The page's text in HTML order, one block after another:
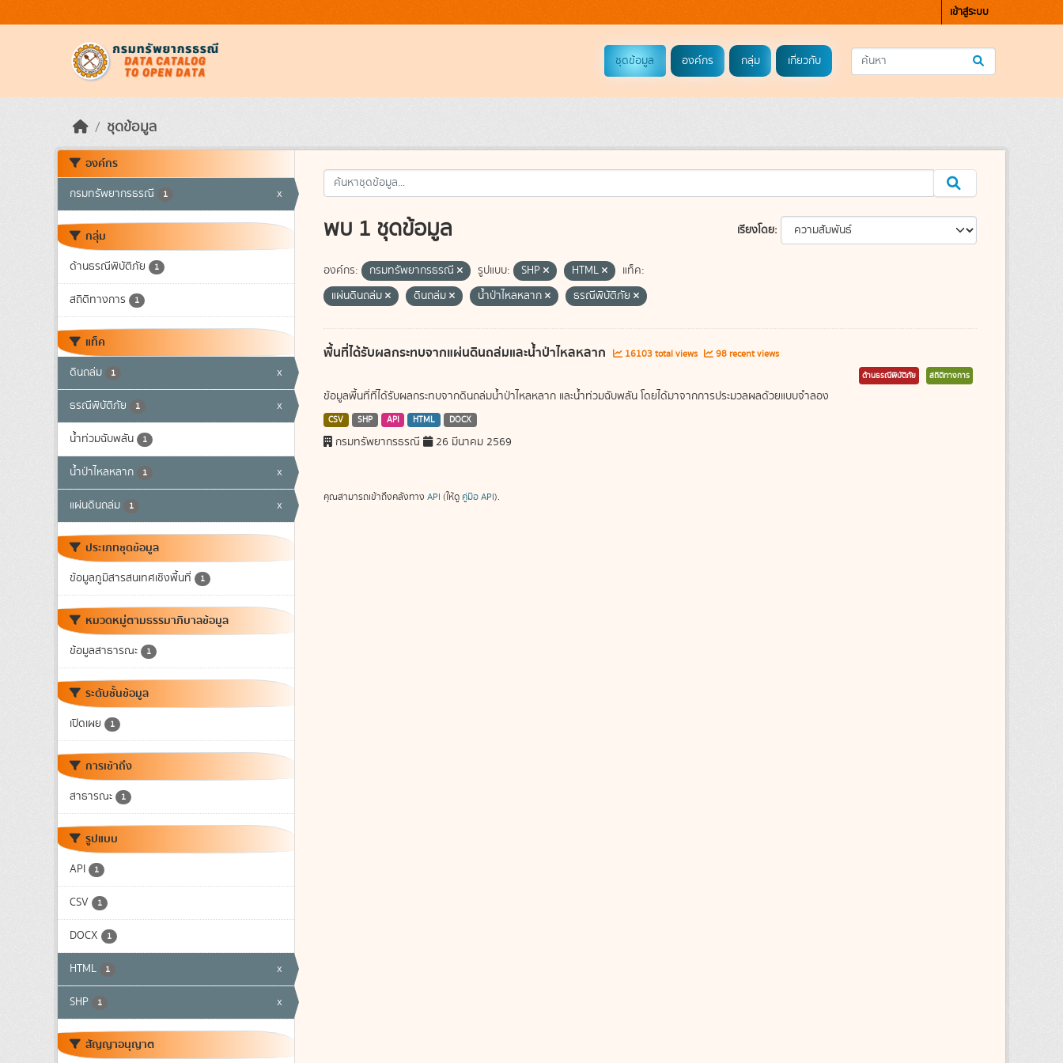
เข้าสู่ระบบ
ชุดข้อมูล องค์กร กลุ่ม เกี่ยวกับ
ชุดข้อมูล
องค์กร
กรมทรัพยากรธรณี 1 x
กลุ่ม
ด้านธรณีพิบัติภัย 1
สถิติทางการ 1
แท็ค
ดินถล่ม 1 x
ธรณีพิบัติภัย 1 x
น้ำท่วมฉับพลัน 1
น้ำป่าไหลหลาก 1 x
แผ่นดินถล่ม 1 x
ประเภทชุดข้อมูล
ข้อมูลภูมิสารสนเทศเชิงพื้นที่ 1
หมวดหมู่ตามธรรมาภิบาลข้อมูล
ข้อมูลสาธารณะ 1
ระดับชั้นข้อมูล
เปิดเผย 1
การเข้าถึง
สาธารณะ 1
รูปแบบ
API 1
CSV 1
DOCX 1
HTML 1 x
SHP 1 x
สัญญาอนุญาต
เรียงโดย
พบ 1 ชุดข้อมูล
องค์กร: กรมทรัพยากรธรณี รูปแบบ: SHP HTML
แท็ค:
แผ่นดินถล่ม
ดินถล่ม น้ำป่าไหลหลาก ธรณีพิบัติภัย
พื้นที่ได้รับผลกระทบจากแผ่นดินถล่มและน้ำป่าไหลหลาก 16103 total views 98 recent views
ด้านธรณีพิบัติภัย สถิติทางการ
ข้อมูลพื้นที่ที่ได้รับผลกระทบจากดินถล่มน้ำป่าไหลหลาก และน้ำท่วมฉับพลัน โดยได้มาจากการประมวลผลด้วยแบบจำลอง
CSV SHP API HTML DOCX
กรมทรัพยากรธรณี 26 มีนาคม 2569
คุณสามารถเข้าถึงคลังทาง API (ให้ดู คู่มือ API).